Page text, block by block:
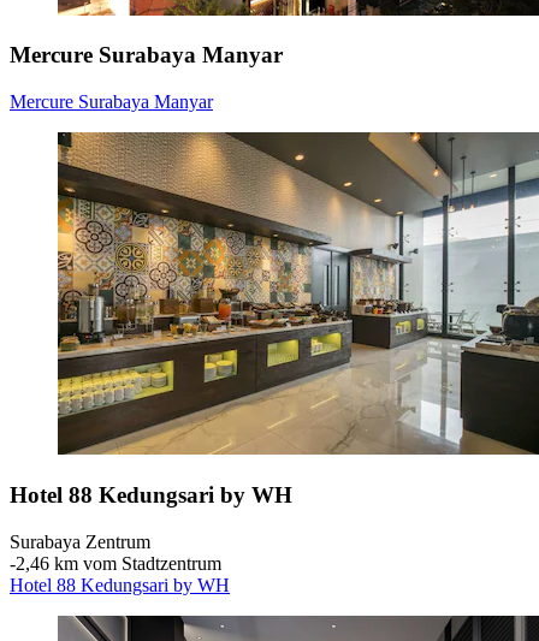
Mercure Surabaya Manyar
Mercure Surabaya Manyar
Hotel 88 Kedungsari by WH
Surabaya Zentrum
‐2,46 km vom Stadtzentrum
Hotel 88 Kedungsari by WH